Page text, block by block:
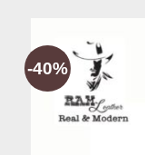
-40%